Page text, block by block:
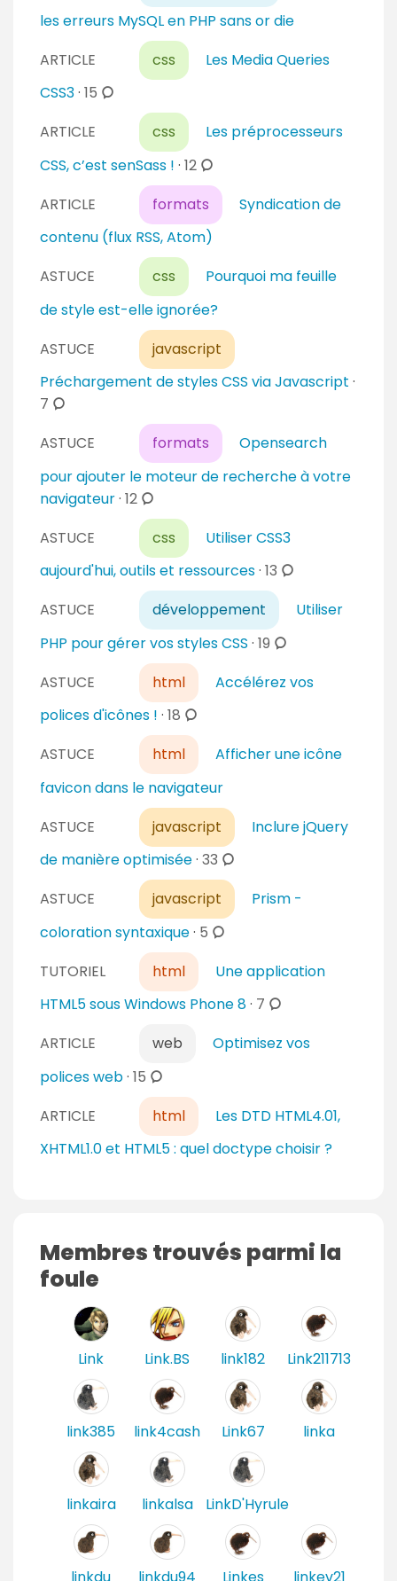
e
les erreurs MySQL en PHP sans or die
ARTICLE
css
Les Media Queries
CSS3· 15 c
m
a
e
ARTICLE css
Les préprocesseurs
CSS, c’est senSass ! · 12c
o
m
m
a
i
e
ARTICLE formats
Syndication de
contenu (flux RSS, Atom)
ASTUCE
css
Pourquoi ma feuille
de style est-elle ignorée?
ASTUCE
javascript
Préchargement de styles CSS via Javascript ·
7 c
m
m
e
t
i
r
s
ASTUCE formats
Opensearch
pour ajouter le moteur de recherche à votre
navigateur· 12c
o
m
t
a
r
e
s
ASTUCE css
Utiliser CSS3
aujourd'hui, outils et ressources· 13 c
o
m
n
i
ASTUCE développement
Utiliser
PHP pour gérer vos styles CSS · 19 c
m
n
i
ASTUCE html
Accélérez vos
polices d'icônes ! · 18 c
o
m
m
e
n
t
a
i
r
e
s
ASTUCE html
Afficher une icône
favicon dans le navigateur
ASTUCE
javascript
Inclure jQuery
de manière optimisée· 33 c
o
m
m
n
a
i
ASTUCE javascript
Prism -
coloration syntaxique· 5 c
m
m
n
e
TUTORIEL html
Une application
HTML5 sous Windows Phone 8· 7 c
m
n
a
s
ARTICLE web
Optimisez vos
polices web· 15 c
o
m
m
i
s
ARTICLE html
Les DTD HTML4.01,
XHTML1.0 et HTML5 : quel doctype choisir ?
Membres trouvés parmi la
foule
Link Link.BS link182 Link211713
link385 link4cash Link67 linka
linkaira linkalsa LinkD'Hyrule